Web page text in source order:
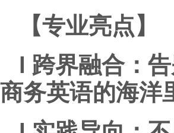
【专业亮点】
l 跨界融合：
商务英语的海洋